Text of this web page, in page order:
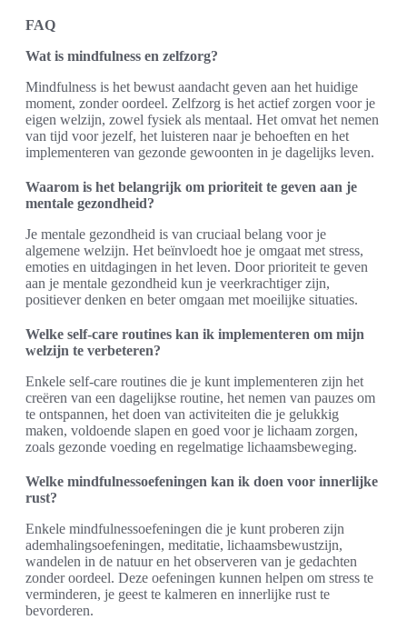
FAQ
Wat is mindfulness en zelfzorg?
Mindfulness is het bewust aandacht geven aan het huidige
moment, zonder oordeel. Zelfzorg is het actief zorgen voor je
eigen welzijn, zowel fysiek als mentaal. Het omvat het nemen
van tijd voor jezelf, het luisteren naar je behoeften en het
implementeren van gezonde gewoonten in je dagelijks leven.
Waarom is het belangrijk om prioriteit te geven aan je
mentale gezondheid?
Je mentale gezondheid is van cruciaal belang voor je
algemene welzijn. Het beïnvloedt hoe je omgaat met stress,
emoties en uitdagingen in het leven. Door prioriteit te geven
aan je mentale gezondheid kun je veerkrachtiger zijn,
positiever denken en beter omgaan met moeilijke situaties.
Welke self-care routines kan ik implementeren om mijn
welzijn te verbeteren?
Enkele self-care routines die je kunt implementeren zijn het
creëren van een dagelijkse routine, het nemen van pauzes om
te ontspannen, het doen van activiteiten die je gelukkig
maken, voldoende slapen en goed voor je lichaam zorgen,
zoals gezonde voeding en regelmatige lichaamsbeweging.
Welke mindfulnessoefeningen kan ik doen voor innerlijke
rust?
Enkele mindfulnessoefeningen die je kunt proberen zijn
ademhalingsoefeningen, meditatie, lichaamsbewustzijn,
wandelen in de natuur en het observeren van je gedachten
zonder oordeel. Deze oefeningen kunnen helpen om stress te
verminderen, je geest te kalmeren en innerlijke rust te
bevorderen.